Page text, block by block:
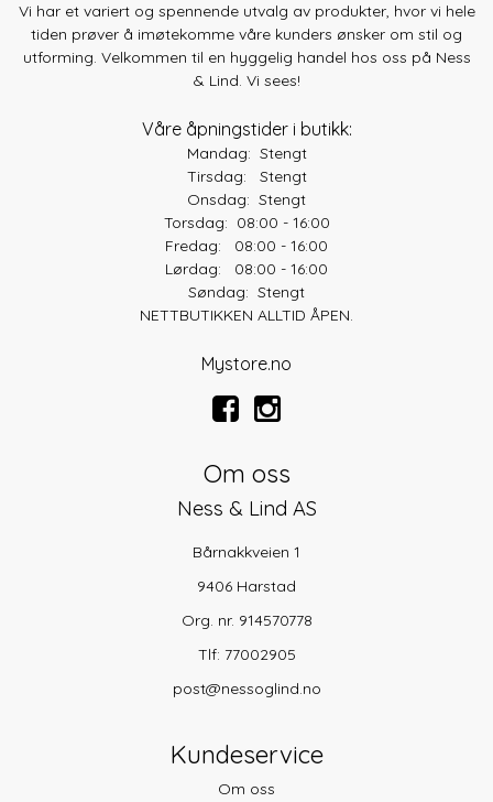
Vi har et variert og spennende utvalg av produkter, hvor vi hele
tiden prøver å imøtekomme våre kunders ønsker om stil og
utforming. Velkommen til en hyggelig handel hos oss på Ness
& Lind. Vi sees!
Våre åpningstider i butikk:
Mandag: Stengt
Tirsdag: Stengt
Onsdag: Stengt
Torsdag: 08:00 - 16:00
Fredag: 08:00 - 16:00
Lørdag: 08:00 - 16:00
Søndag: Stengt
NETTBUTIKKEN ALLTID ÅPEN.
Mystore.no
Om oss
Ness & Lind AS
Bårnakkveien 1
9406 Harstad
Org. nr. 914570778
Tlf: 77002905
post@nessoglind.no
Kundeservice
Om oss